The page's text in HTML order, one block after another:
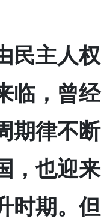
民主人权
临，曾经
期律不断
，也迎来
时期。但